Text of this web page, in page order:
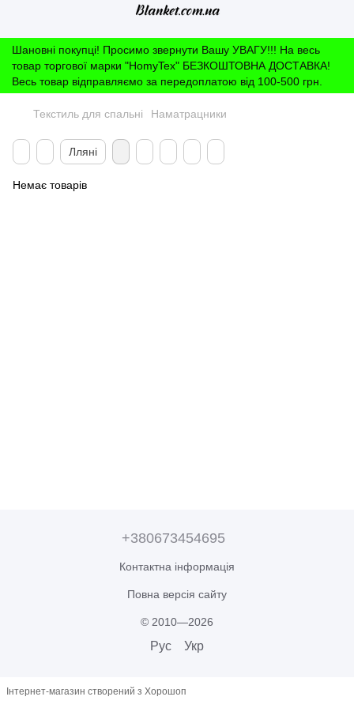
Шановні покупці! Просимо звернути Вашу УВАГУ!!! На весь
товар торгової марки "HomyTex" БЕЗКОШТОВНА ДОСТАВКА!
Весь товар відправляємо за передоплатою від 100-500 грн.
Текстиль для спальні Наматрацники
Лляні
Немає товарів
+380673454695
Контактна інформація
Повна версія сайту
© 2010—2026
Рус Укр
Інтернет-магазин створений з Хорошоп